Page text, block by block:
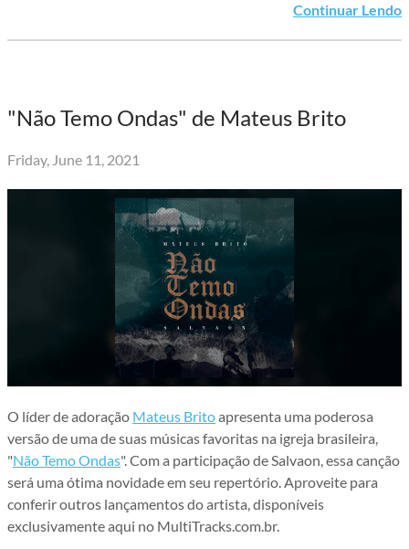
Continuar Lendo
"Não Temo Ondas" de Mateus Brito
Friday, June 11, 2021
O líder de adoração Mateus Britoapresenta uma poderosa
versão de uma de suas músicas favoritas na igreja brasileira,
"Não Temo Ondas". Com a participação de Salvaon, essa canção
será uma ótima novidade em seu repertório. Aproveite para
conferir outros lançamentos do artista, disponíveis
exclusivamente aqui no MultiTracks.com.br.